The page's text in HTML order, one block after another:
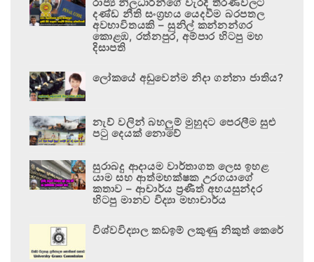
දණ්ඩ නීති සංග්‍රහය යෙදවීම බරපතල
අවභාවිතයකි – සුනිල් කන්නන්ගර
කොළඹ, රත්නපුර, අම්පාර හිටපු මහ
දිසාපති
ලෝකයේ අඩුවෙන්ම නිදා ගන්නා ජාතිය?
නැව් වලින් බහලුම් මුහුදට පෙරලීම සුළු
පටු දෙයක් නොවේ
සුරාබදු ආදායම වාර්තාගත ලෙස ඉහළ
යාම සහ ආත්මභක්ෂක උරගයාගේ
කතාව – ආචාර්ය ප්‍රණීත් අභයසුන්දර
හිටපු මානව විද්‍යා මහාචාර්ය
විශ්වවිද්‍යාල කඩඉම් ලකුණු නිකුත් කෙරේ